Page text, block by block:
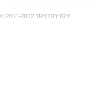
© 2011-2022 TRYTRYTRY